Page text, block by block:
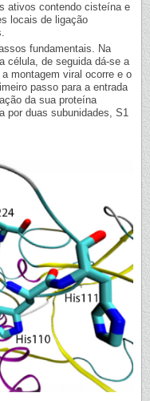
ativos contendo cisteína e
locais de ligação
fundamentais. Na
célula, de seguida dá-se a
montagem viral ocorre e o
passo para a entrada
da sua proteína
por duas subunidades, S1